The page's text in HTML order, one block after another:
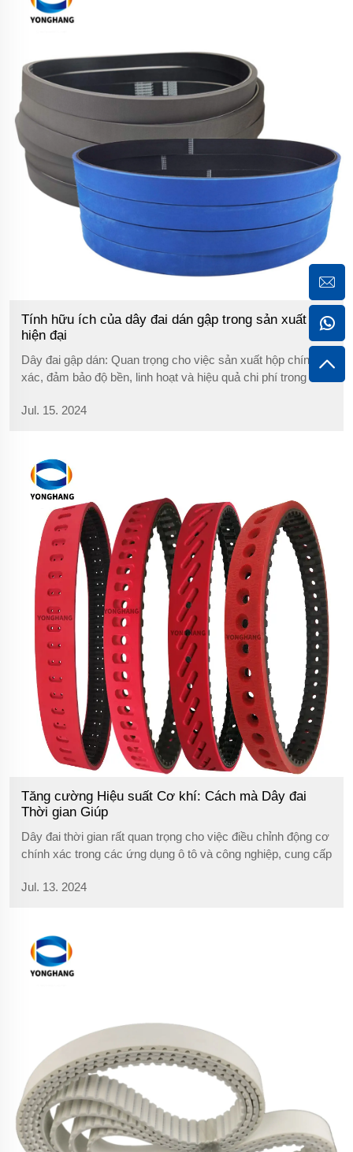
Tính hữu ích của dây đai dán gập trong sản xuất
hiện đại
Dây đai gập dán: Quan trọng cho việc sản xuất hộp chính
xác, đảm bảo độ bền, linh hoạt và hiệu quả chi phí trong sản
Jul. 15. 2024
Tăng cường Hiệu suất Cơ khí: Cách mà Dây đai
Thời gian Giúp
Dây đai thời gian rất quan trọng cho việc điều chỉnh động cơ
chính xác trong các ứng dụng ô tô và công nghiệp, cung cấp
Jul. 13. 2024